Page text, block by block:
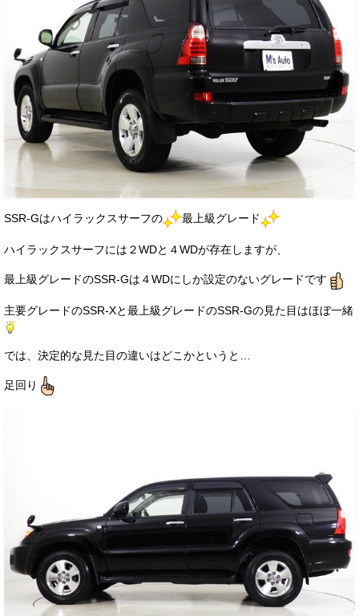
SSR-Gはハイラックスサーフの 最上級グレード
ハイラックスサーフには２WDと４WDが存在しますが、
最上級グレードのSSR-Gは４WDにしか設定のないグレードです
主要グレードのSSR-Xと最上級グレードのSSR-Gの見た目はほぼ一緒
では、決定的な見た目の違いはどこかというと…
足回り